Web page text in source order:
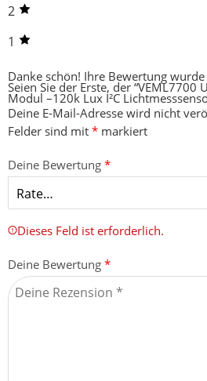
2
1
Danke schön! Ihre Bewertung
Seien Sie der Erste, der “VEML7700
Modul –120k Lux I²C
Deine E-Mail-Adresse wird nicht
Felder sind mit * markiert
Deine Bewertung *
Dieses Feld ist erforderlich.
Deine Bewertung *